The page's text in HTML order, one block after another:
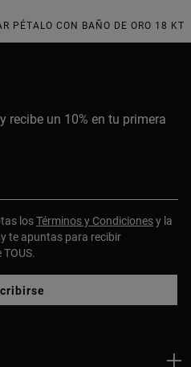
PÉTALO CON BAÑO DE ORO 18 KT
recibe un 10% en tu primera
losTérminos y Condicionesy la
y te apuntas para recibir